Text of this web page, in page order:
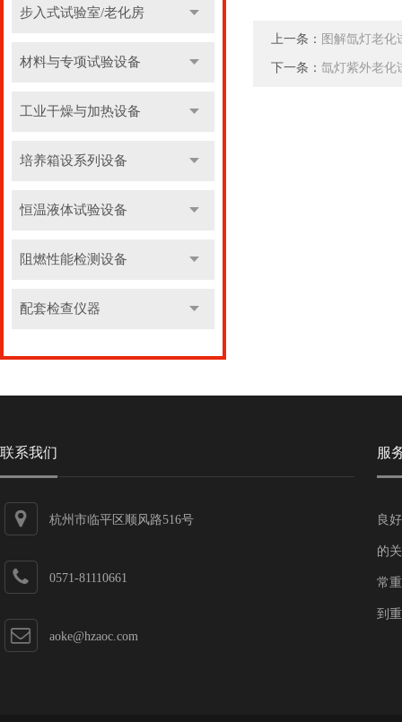
步入式试验室/老化房
材料与专项试验设备
工业干燥与加热设备
培养箱设系列设备
恒温液体试验设备
阻燃性能检测设备
配套检查仪器
上一条： 图解氙灯老化
下一条： 氙灯紫外老化
联系我们
杭州市临平区顺风路516号
0571-81110661
aoke@hzaoc.com
服
良
的
常
到